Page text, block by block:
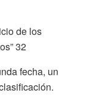
fecha, un